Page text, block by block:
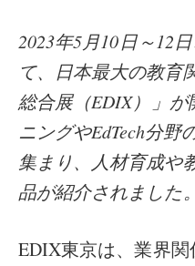
2023年5月10日～12
て、日本最大の教育
総合展（EDIX）」
ニングやEdTech分
集まり、人材育成や
品が紹介されました。
EDIX東京は、業界関